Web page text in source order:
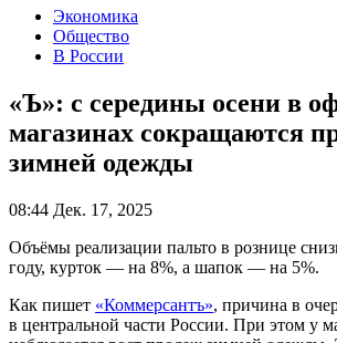
Экономика
Общество
В России
«Ъ»: с середины осени в
магазинах сокращаются
зимней одежды
08:44 Дек. 17, 2025
Объёмы реализации пальто в рознице
году, курток — на 8%, а шапок — на 5%.
Как пишет «Коммерсантъ», причина в
в центральной части России. При этом у